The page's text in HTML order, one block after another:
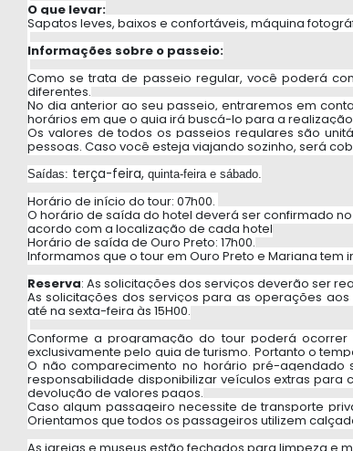
O que levar:
Sapatos leves, baixos e confortáveis, máquina
Informações sobre o passeio:
Como se trata de passeio regular, você poderá
diferentes.
No dia anterior ao seu passeio, entraremos em
horários em que o guia irá buscá-lo para a
Os valores de todos os passeios regulares são
pessoas. Caso você esteja viajando sozinho, será
Saídas: terça-feira, quinta-feira e sábado.
Horário de início do tour: 07h00.
O horário de saída do hotel deverá ser confirmado
acordo com a localização de cada hotel
Horário de saída de Ouro Preto: 17h00.
Informamos que o tour em Ouro Preto e Mariana
Reserva: As solicitações dos serviços deverão ser
As solicitações dos serviços para as operações
até na sexta-feira às 15H00.
Conforme a programação do tour poderá
exclusivamente pelo guia de turismo. Portanto o
O não comparecimento no horário pré-
responsabilidade disponibilizar veículos extras
devolução de valores pagos.
Caso algum passageiro necessite de transporte
Orientamos que todos os passageiros utilizem